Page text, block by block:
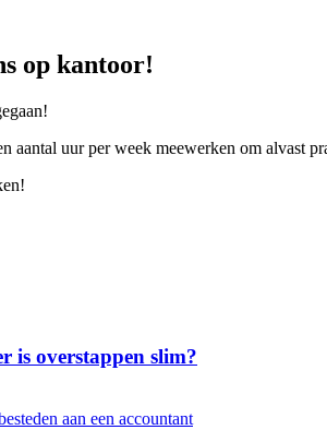
op kantoor!
aantal uur per week meewerken om alvast
is overstappen slim?